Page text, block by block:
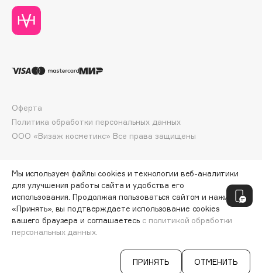
Deonica
Dessange
Divage
DP Daily Perfection
Dr.Ceuracle
Dr.Jart+
DSD de Luxe
Dyson
ДОБАВИТЬ В КОРЗИНУ
ООО «Визаж косметикс» Все права защищены
Оферта
Политика обработки персональных данных
Мы используем файлы cookies и технологии веб-аналитики
для улучшения работы сайта и удобства его
использования. Продолжая пользоваться сайтом и нажимая
«Принять», вы подтверждаете использование cookies
вашего браузера и соглашаетесь с политикой обработки
персональных данных.
ПРИНЯТЬ ОТМЕНИТЬ